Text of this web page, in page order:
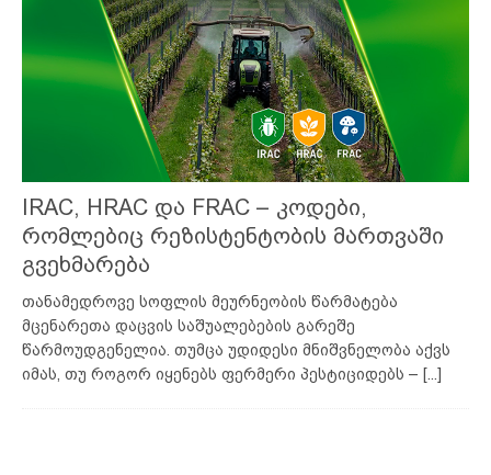
IRAC, HRAC და FRAC – კოდები,
რომლებიც რეზისტენტობის მართვაში
გვეხმარება
თანამედროვე სოფლის მეურნეობის წარმატება
მცენარეთა დაცვის საშუალებების გარეშე
წარმოუდგენელია. თუმცა უდიდესი მნიშვნელობა აქვს
იმას, თუ როგორ იყენებს ფერმერი პესტიციდებს – [...]